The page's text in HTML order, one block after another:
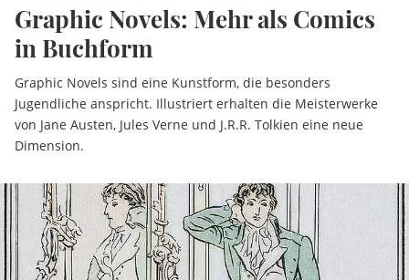
Graphic Novels: Mehr als Comics
in Buchform
Graphic Novels sind eine Kunstform, die besonders
Jugendliche anspricht. Illustriert erhalten die Meisterwerke
von Jane Austen, Jules Verne und J.R.R. Tolkien eine neue
Dimension.